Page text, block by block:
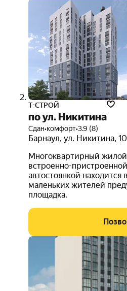
Т-СТРОЙ
по ул. Никитина
Сдан•комфорт•3.9 (8)
Барнаул, ул. Никитина, 10
Многоквартирный
встроенно-
автостоянкой находится
маленьких жителей
площадка.